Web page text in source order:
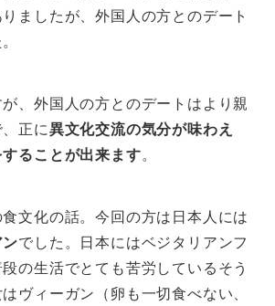
ましたが、外国人の方とのデート
、外国人の方とのデートはより親
正に異文化交流の気分が味わえ
ることが出来ます。
文化の話。今回の方は日本人には
でした。日本にはベジタリアンフ
の生活でとても苦労しているそう
ヴィーガン（卵も一切食べない、